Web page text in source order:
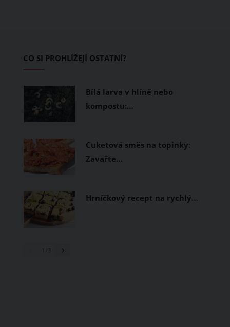
měly být přírodní nebo funkční
CO SI PROHLÍŽEJÍ OSTATNÍ?
Bílá larva v hlíně nebo
kompostu:…
Cuketová směs na topinky:
Zavařte…
Hrníčkový recept na rychlý…